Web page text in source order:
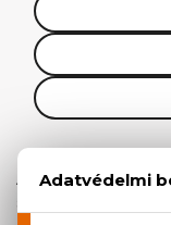
Az amerikai R&B
színpadon él: zenei